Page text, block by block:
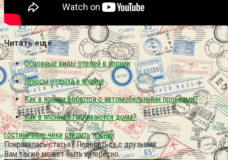
Читать еще…
Основные виды отелей в японии
Плюсы отдыха в японии
Как в японии борются с автомобильными пробками?
Как в японии отапливаются дома?
гостиничные чеки отелить японии
Понравилась статья? Поделиться с друзьями:
Вам также может быть интересно